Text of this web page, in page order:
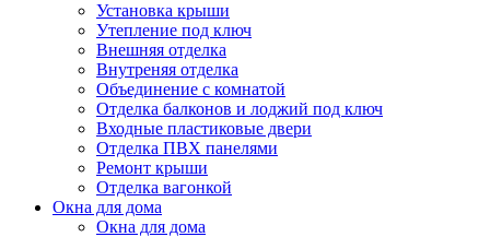
Установка крыши
Утепление под ключ
Внешняя отделка
Внутреняя отделка
Объединение с комнатой
Отделка балконов и лоджий под ключ
Входные пластиковые двери
Отделка ПВХ панелями
Ремонт крыши
Отделка вагонкой
Окна для дома
Окна для дома